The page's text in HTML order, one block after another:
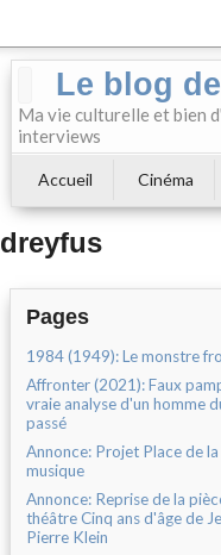
Le blog
Ma vie culturelle et bien
interviews
Accueil Cinéma
dreyfus
Pages
1984 (1949): Le monstre
Affronter (2021): Faux
vraie analyse d'un homme
passé
Annonce: Projet Place de la
musique
Annonce: Reprise de la
théâtre Cinq ans d'âge de
Pierre Klein